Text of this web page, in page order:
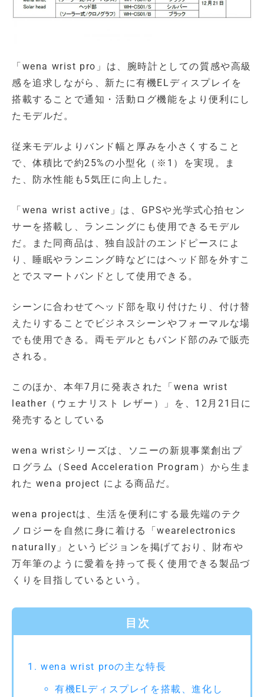
「wena wrist pro」は、腕時計としての質感や高級
感を追求しながら、新たに有機ELディスプレイを
搭載することで通知・活動ログ機能をより便利にし
たモデルだ。
従来モデルよりバンド幅と厚みを小さくすること
で、体積比で約25%の小型化（※1）を実現。ま
た、防水性能も5気圧に向上した。
「wena wrist active」は、GPSや光学式心拍セン
サーを搭載し、ランニングにも使用できるモデル
だ。また同商品は、独自設計のエンドピースによ
り、睡眠やランニング時などにはヘッド部を外すこ
とでスマートバンドとして使用できる。
シーンに合わせてヘッド部を取り付けたり、付け替
えたりすることでビジネスシーンやフォーマルな場
でも使用できる。両モデルともバンド部のみで販売
される。
このほか、本年7月に発表された「wena wrist
leather（ウェナリスト レザー）」を、12月21日に
発売するとしている
wena wristシリーズは、ソニーの新規事業創出プ
ログラム（Seed Acceleration Program）から生ま
れた wena project による商品だ。
wena projectは、生活を便利にする最先端のテク
ノロジーを自然に身に着ける「wearelectronics
naturally」というビジョンを掲げており、財布や
万年筆のように愛着を持って長く使用できる製品づ
くりを目指しているという。
目次
wena wrist proの主な特長
有機ELディスプレイを搭載、進化し